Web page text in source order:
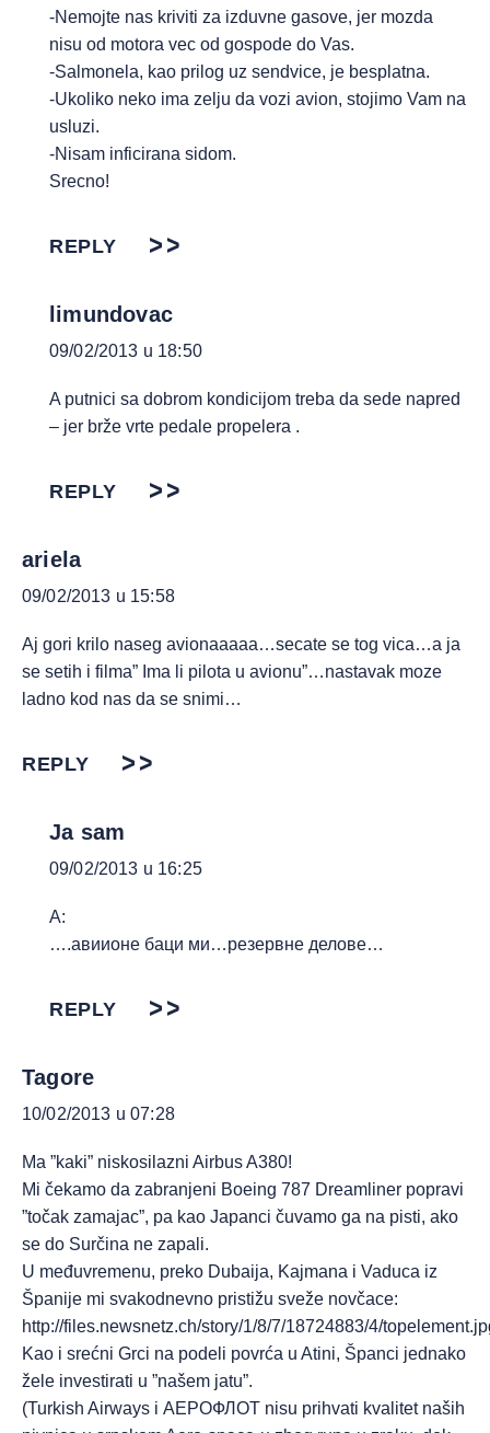
-Nemojte nas kriviti za izduvne gasove, jer mozda
nisu od motora vec od gospode do Vas.
-Salmonela, kao prilog uz sendvice, je besplatna.
-Ukoliko neko ima zelju da vozi avion, stojimo Vam na
usluzi.
-Nisam inficirana sidom.
Srecno!
REPLY
limundovac
09/02/2013 u 18:50
A putnici sa dobrom kondicijom treba da sede napred
– jer brže vrte pedale propelera .
REPLY
ariela
09/02/2013 u 15:58
Aj gori krilo naseg avionaaaaa…secate se tog vica…a ja
se setih i filma” Ima li pilota u avionu”…nastavak moze
ladno kod nas da se snimi…
REPLY
Ja sam
09/02/2013 u 16:25
А:
….авиионе баци ми…резервне делове…
REPLY
Tagore
10/02/2013 u 07:28
Ma ”kaki” niskosilazni Airbus A380!
Mi čekamo da zabranjeni Boeing 787 Dreamliner popravi
”točak zamajac”, pa kao Japanci čuvamo ga na pisti, ako
se do Surčina ne zapali.
U međuvremenu, preko Dubaija, Kajmana i Vaduca iz
Španije mi svakodnevno pristižu sveže novčace:
http://files.newsnetz.ch/story/1/8/7/18724883/4/
Kao i srećni Grci na podeli povrća u Atini, Španci jednako
žele investirati u ”našem jatu”.
(Turkish Airways i АЕРОФЛОТ nisu prihvati kvalitet naših